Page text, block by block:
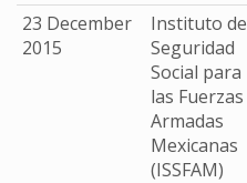
23 December
2015
Instituto de
Seguridad
Social para
las Fuerzas
Armadas
Mexicanas
(ISSFAM)